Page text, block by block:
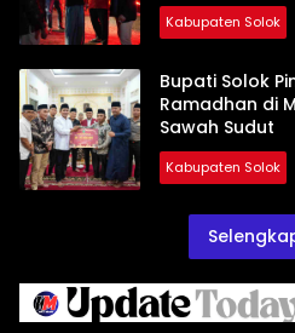
Kabupaten Solok
Bupati Solok
Ramadhan di
Sawah Sudut
Kabupaten Solok